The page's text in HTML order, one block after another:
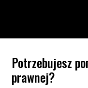
Potrzebujesz
prawnej?